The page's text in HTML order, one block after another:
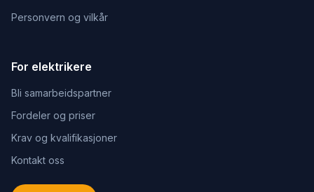
Personvern og vilkår
For elektrikere
Bli samarbeidspartner
Fordeler og priser
Krav og kvalifikasjoner
Kontakt oss